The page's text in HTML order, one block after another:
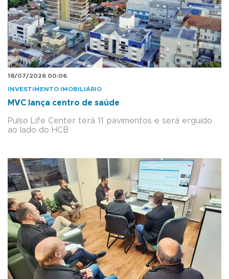
18/07/2026 00:06
INVESTIMENTO IMOBILIÁRIO
MVC lança centro de saúde
Pulso Life Center terá 11 pavimentos e será erguido
ao lado do HCB